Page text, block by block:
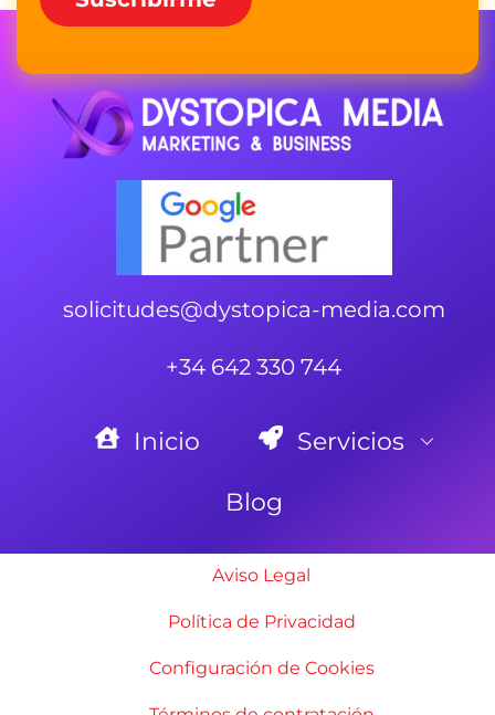
solicitudes@dystopica-media.com
+34 642 330 744
Inicio Servicios
Blog
Aviso Legal
Política de Privacidad
Configuración de Cookies